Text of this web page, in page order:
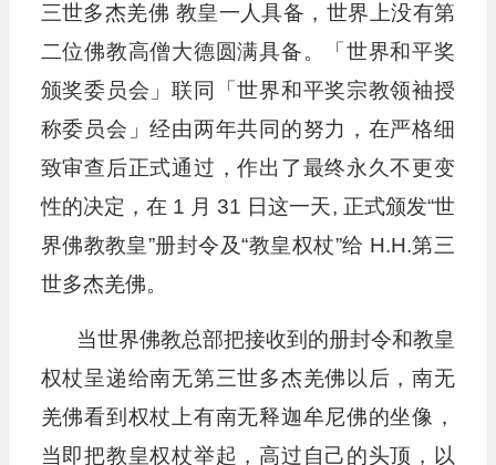
三世多杰羌佛 教皇一人具备，世界上没有第
二位佛教高僧大德圆满具备。「世界和平奖
颁奖委员会」联同「世界和平奖宗教领袖授
称委员会」经由两年共同的努力，在严格细
致审查后正式通过，作出了最终永久不更变
性的决定，在 1 月 31 日这一天, 正式颁发“世
界佛教教皇”册封令及“教皇权杖”给 H.H.第三
世多杰羌佛。
当世界佛教总部把接收到的册封令和教皇
权杖呈递给南无第三世多杰羌佛以后，南无
羌佛看到权杖上有南无释迦牟尼佛的坐像，
当即把教皇权杖举起，高过自己的头顶，以